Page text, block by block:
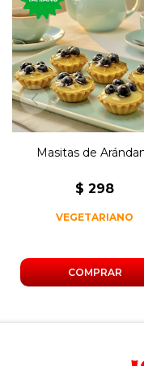
250 gramos de masitas
arándano con crema
pastelera.
Masitas de
$ 298
VEGETARIANO